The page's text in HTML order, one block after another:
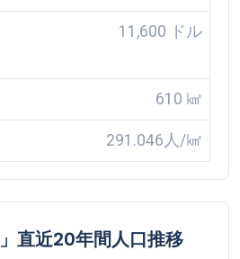
11,600 ドル
610 ㎢
291.046人/㎢
」直近20年間人口推移